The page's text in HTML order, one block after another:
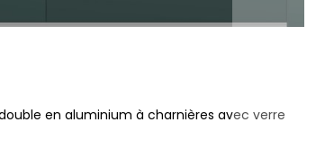
en aluminium à charnières avec verre